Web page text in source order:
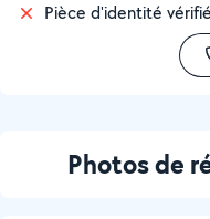
Pièce d'identité
Photos de